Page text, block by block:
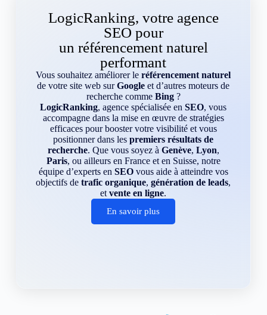
LogicRanking, votre agence
SEO pour
un référencement naturel
performant
Vous souhaitez améliorer leréférencement naturel
de votre site web surGoogle et d’autres moteurs de
recherche comme Bing?
LogicRanking, agence spécialisée enSEO, vous
accompagne dans la mise en œuvre de stratégies
efficaces pour booster votre visibilité et vous
positionner dans lespremiers résultats de
recherche. Que vous soyez à Genève, Lyon,
Paris, ou ailleurs en France et en Suisse, notre
équipe d’experts en SEOvous aide à atteindre vos
objectifs detrafic organique,génération de leads,
etvente en ligne.
En savoir plus